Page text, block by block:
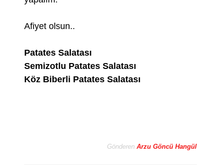
Afiyet olsun..
Patates Salatası
Semizotlu Patates Salatası
Köz Biberli Patates Salatası
Gönderen Arzu Göncü Hangül